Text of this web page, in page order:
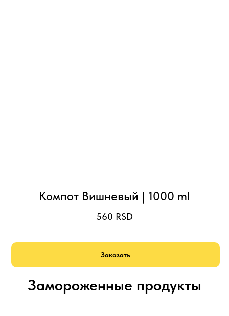
Компот Вишневый | 1000 ml
560 RSD
Заказать
Замороженные продукты